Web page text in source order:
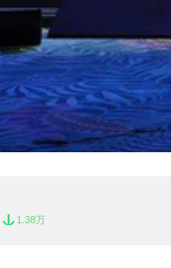
1.38万